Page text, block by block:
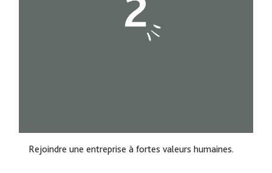
Rejoindre une entreprise à fortes valeurs humaines.